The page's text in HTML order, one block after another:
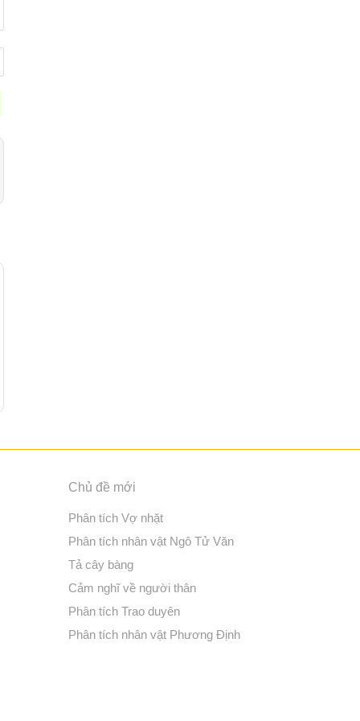
Chủ đề mới
Phân tích Vợ nhặt
Phân tích nhân vật Ngô Tử Văn
Tả cây bàng
Cảm nghĩ về người thân
Phân tích Trao duyên
Phân tích nhân vật Phương Định